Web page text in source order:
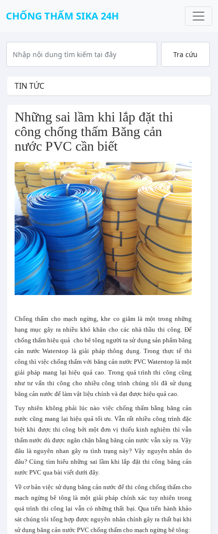
CHỐNG THẤM SIKA 24H
TIN TỨC
Những sai lầm khi lắp đặt thi
công chống thấm Băng cản
nước PVC cần biết
Chống thấm cho mạch ngừng, khe co giãm là một trong những
hạng mục gây ra nhiều khó khăn cho các nhà thầu thi công. Để
chống thấm hiệu quả cho bê tông người ta sử dụng sản phẩm băng
cản nước Waterstop là giải pháp thông dụng. Trong thực tế thi
công thì việc chống thấm với băng cản nước PVC Waterstop là một
giải pháp mang lại hiệu quả cao. Trong quá trình thi công cũng
như tư vấn thi công cho nhiều công trình chúng tôi đã sử dụng
băng cản nước để làm vật liệu chính và đạt được hiệu quả cao.
Tuy nhiên không phải lúc nào việc chống thấm bằng băng cản
nước cũng mang lại hiệu quả tối ưu. Vẫn rất nhiều công trình đặc
biệt khi được thi công bởi một đơn vị thiếu kinh nghiệm thì vẫn
thấm nước dù được ngăn chặn bằng băng cản nước vẫn xảy ra. Vậy
đâu là nguyên nhan gây ra tình trạng này? Vậy nguyên nhân do
đâu? Cùng tìm hiểu những sai lầm khi lắp đặt thi công băng cản
nước PVC qua bài viết dưới đây.
Về cơ bản việc sử dụng băng cản nước để thi công chống thấm cho
mạch ngừng bê tông là một giải pháp chính xác tuy nhiên trong
quá trình thi công lại vẫn có những thất bại. Qua tiến hành khảo
sát chúng tôi tổng hợp được nguyên nhân chính gây ra thất bại khi
sử dụng băng cản nước PVC chống thấm cho mạch ngừng bê tông: